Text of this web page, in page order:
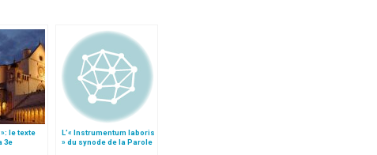
le texte
3e
L’« Instrumentum laboris
» du synode de la Parole